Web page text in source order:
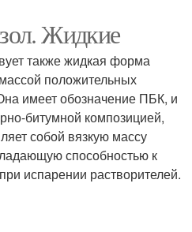
Жидкие
также жидкая форма
положительных
имеет обозначение ПБК, и
битумной композицией,
собой вязкую массу
способностью к
испарении растворителей.